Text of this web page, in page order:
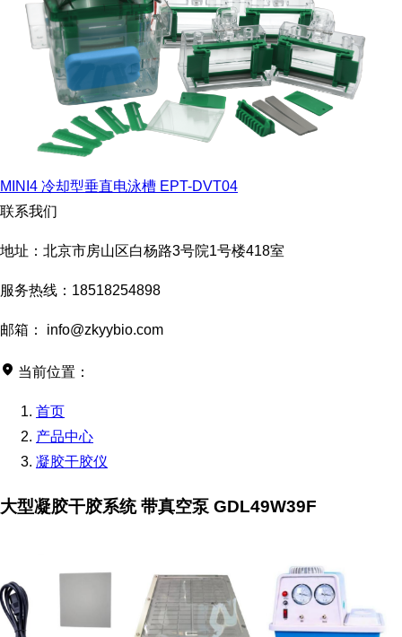
MINI4 冷却型垂直电泳槽 EPT-DVT04
联系我们
地址：北京市房山区白杨路3号院1号楼418室
服务热线：18518254898
邮箱： info@zkyybio.com
当前位置：
首页
产品中心
凝胶干胶仪
大型凝胶干胶系统 带真空泵 GDL49W39F